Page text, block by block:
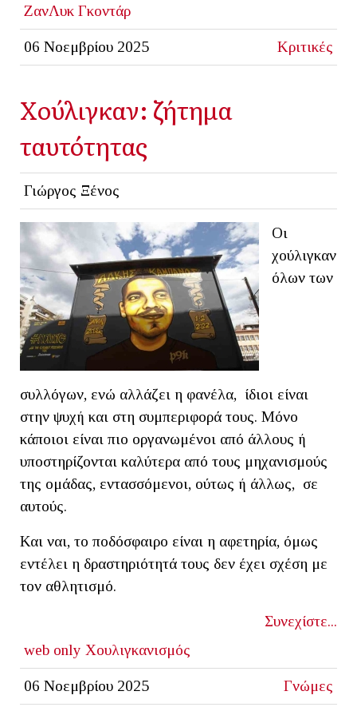
ΖανΛυκ Γκοντάρ
06 Νοεμβρίου 2025 Κριτικές
Χούλιγκαν: ζήτημα
ταυτότητας
Γιώργος Ξένος
Οι
χούλιγκαν
όλων των
συλλόγων, ενώ αλλάζει η φανέλα, ίδιοι είναι
στην ψυχή και στη συμπεριφορά τους. Μόνο
κάποιοι είναι πιο οργανωμένοι από άλλους ή
υποστηρίζονται καλύτερα από τους μηχανισμούς
της ομάδας, εντασσόμενοι, ούτως ή άλλως, σε
αυτούς.
Και ναι, το ποδόσφαιρο είναι η αφετηρία, όμως
εντέλει η δραστηριότητά τους δεν έχει σχέση με
τον αθλητισμό.
Συνεχίστε...
web only Χουλιγκανισμός
06 Νοεμβρίου 2025 Γνώμες